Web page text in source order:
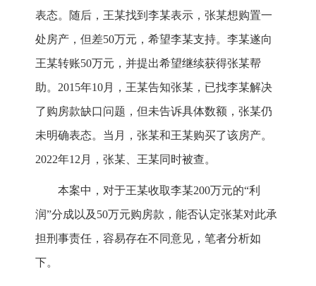
表态。随后，王某找到李某表示，张某想购置一
处房产，但差50万元，希望李某支持。李某遂向
王某转账50万元，并提出希望继续获得张某帮
助。2015年10月，王某告知张某，已找李某解决
了购房款缺口问题，但未告诉具体数额，张某仍
未明确表态。当月，张某和王某购买了该房产。
2022年12月，张某、王某同时被查。
本案中，对于王某收取李某200万元的“利
润”分成以及50万元购房款，能否认定张某对此承
担刑事责任，容易存在不同意见，笔者分析如
下。